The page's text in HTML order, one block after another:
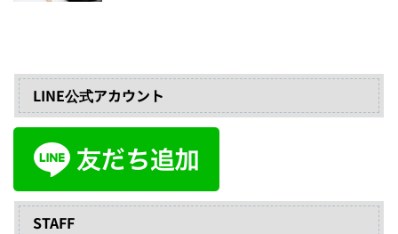
LINE公式アカウント
STAFF